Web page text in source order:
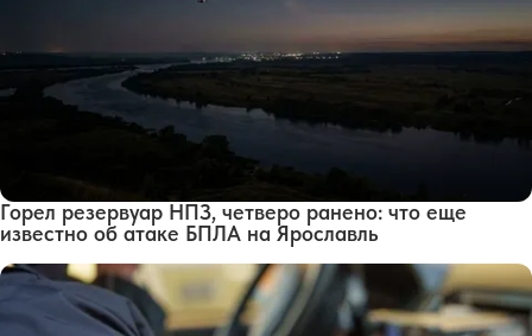
Горел резервуар НПЗ, четверо ранено: что еще
известно об атаке БПЛА на Ярославль